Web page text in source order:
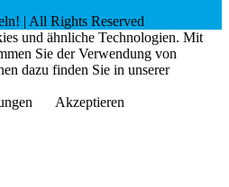
| All Rights Reserved
und ähnliche Technologien. Mit
Sie der Verwendung von
dazu finden Sie in unserer
Akzeptieren